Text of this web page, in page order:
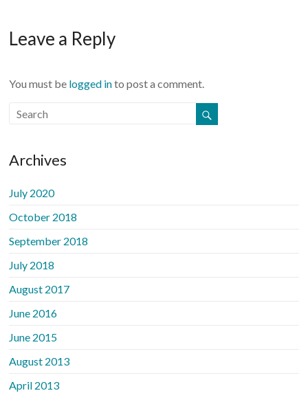
Leave a Reply
You must be logged into post a comment.
Archives
July 2020
October 2018
September 2018
July 2018
August 2017
June 2016
June 2015
August 2013
April 2013